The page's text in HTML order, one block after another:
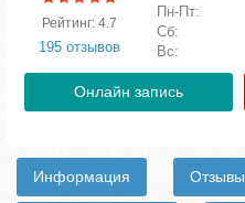
Рейтинг: 4.7
195 отзывов
Пн-Пт:
Сб:
Вс:
Онлайн запись
Информация Отзывы